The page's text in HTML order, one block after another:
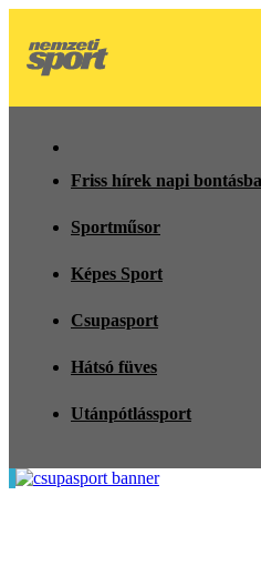
Friss hírek napi
Sportműsor
Képes Sport
Csupasport
Hátsó füves
Utánpótlássport